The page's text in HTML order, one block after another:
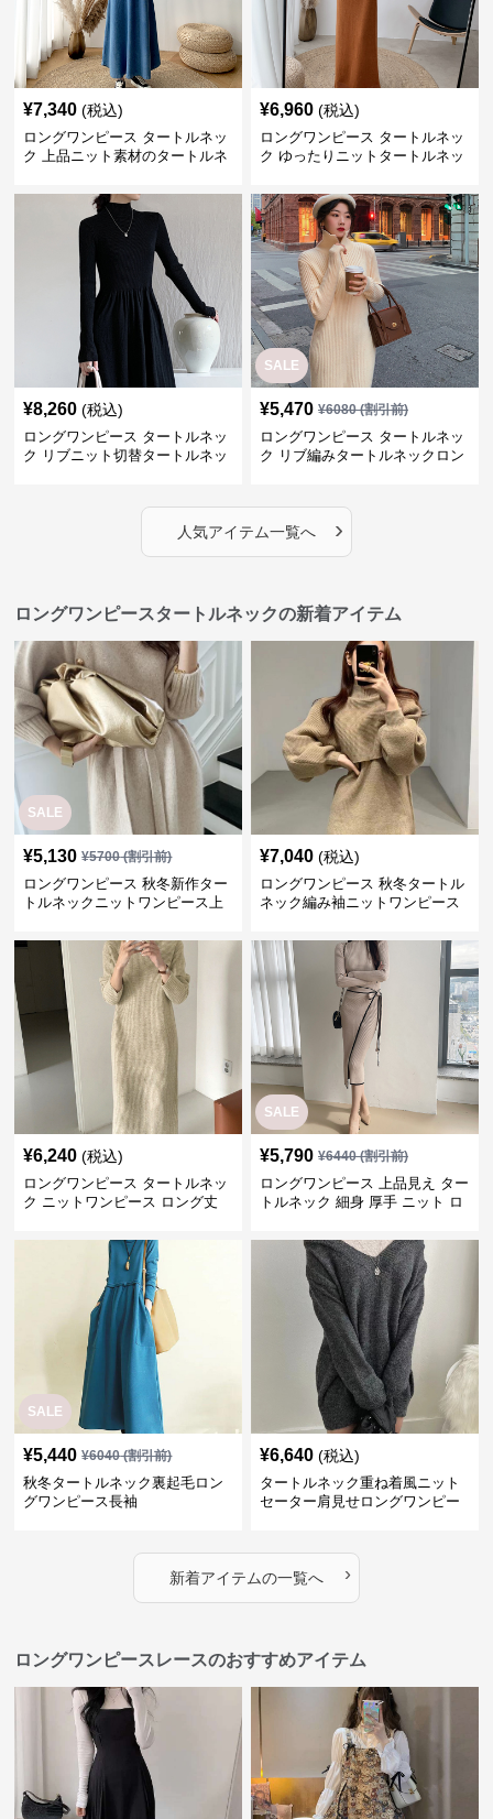
¥7,340 (税込)
ロングワンピース タートルネッ
ク 上品ニット素材のタートルネ
¥6,960 (税込)
ロングワンピース タートルネッ
ク ゆったりニットタートルネッ
¥8,260 (税込)
ロングワンピース タートルネッ
ク リブニット切替タートルネッ
SALE
¥5,470 ¥6080(割引前)
ロングワンピース タートルネッ
ク リブ編みタートルネックロン
人気アイテム一覧へ ›
ロングワンピースタートルネックの新着アイテム
SALE
¥5,130 ¥5700(割引前)
ロングワンピース 秋冬新作ター
トルネックニットワンピース上
¥7,040 (税込)
ロングワンピース 秋冬タートル
ネック編み袖ニットワンピース
¥6,240 (税込)
ロングワンピース タートルネッ
ク ニットワンピース ロング丈
SALE
¥5,790 ¥6440(割引前)
ロングワンピース 上品見え ター
トルネック 細身 厚手 ニット ロ
SALE
¥5,440 ¥6040(割引前)
秋冬タートルネック裏起毛ロン
グワンピース長袖
¥6,640 (税込)
タートルネック重ね着風ニット
セーター肩見せロングワンピー
新着アイテムの一覧へ ›
ロングワンピースレースのおすすめアイテム